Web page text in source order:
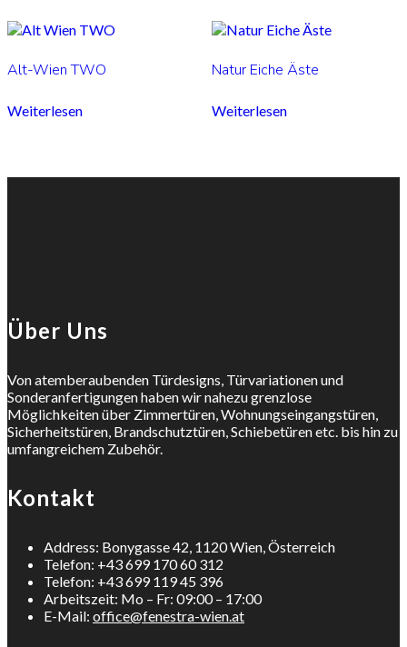
Alt-Wien TWO
Weiterlesen
Natur Eiche Äste
Weiterlesen
Über Uns
Von atemberaubenden Türdesigns, Türvariationen und
Sonderanfertigungen haben wir nahezu grenzlose
Möglichkeiten über Zimmertüren, Wohnungseingangstüren,
Sicherheitstüren, Brandschutztüren, Schiebetüren etc. bis hin zu
umfangreichem Zubehör.
Kontakt
Address: Bonygasse 42, 1120 Wien, Österreich
Telefon: +43 699 170 60 312
Telefon: +43 699 119 45 396
Arbeitszeit: Mo – Fr: 09:00 – 17:00
E-Mail: office@fenestra-wien.at